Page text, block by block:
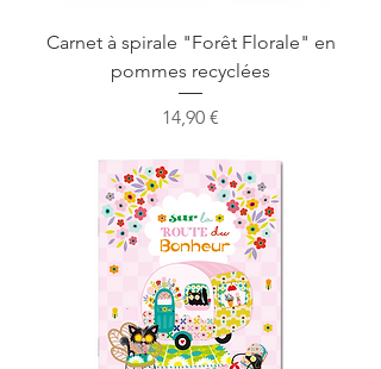
Carnet à spirale "Forêt Florale" en
pommes recyclées
Prix
14,90 €